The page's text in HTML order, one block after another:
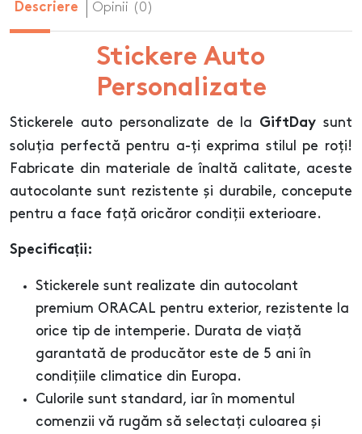
Descriere Opinii (0)
Stickere Auto
Personalizate
Stickerele auto personalizate de la GiftDay sunt
soluția perfectă pentru a-ți exprima stilul pe roți!
Fabricate din materiale de înaltă calitate, aceste
autocolante sunt rezistente și durabile, concepute
pentru a face față oricăror condiții exterioare.
Specificații:
Stickerele sunt realizate din autocolant
premium ORACAL pentru exterior, rezistente la
orice tip de intemperie. Durata de viață
garantată de producător este de 5 ani în
condițiile climatice din Europa.
Culorile sunt standard, iar în momentul
comenzii vă rugăm să selectați culoarea și